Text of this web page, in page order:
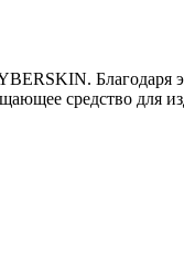
Благодаря
средство для